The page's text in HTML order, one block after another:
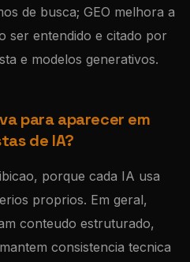
de busca; GEO melhora a
ser entendido e citado por
e modelos generativos.
para aparecer em
de IA?
porque cada IA usa
proprios. Em geral,
conteudo estruturado,
consistencia tecnica